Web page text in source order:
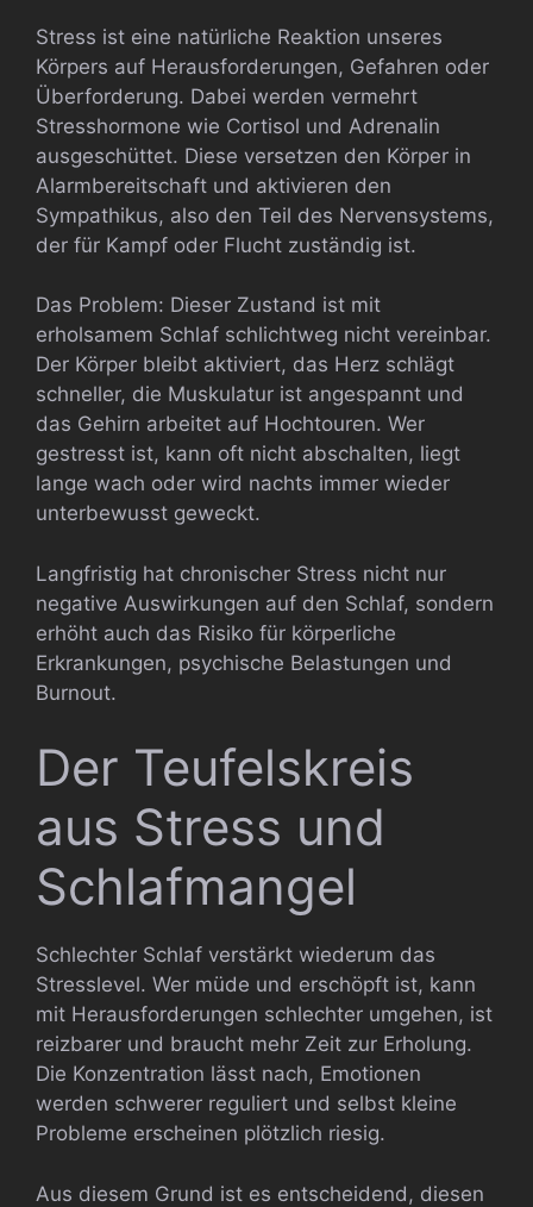
Stress ist eine natürliche Reaktion unseres
Körpers auf Herausforderungen, Gefahren oder
Überforderung. Dabei werden vermehrt
Stresshormone wie Cortisol und Adrenalin
ausgeschüttet. Diese versetzen den Körper in
Alarmbereitschaft und aktivieren den
Sympathikus, also den Teil des Nervensystems,
der für Kampf oder Flucht zuständig ist.
Das Problem: Dieser Zustand ist mit
erholsamem Schlaf schlichtweg nicht vereinbar.
Der Körper bleibt aktiviert, das Herz schlägt
schneller, die Muskulatur ist angespannt und
das Gehirn arbeitet auf Hochtouren. Wer
gestresst ist, kann oft nicht abschalten, liegt
lange wach oder wird nachts immer wieder
unterbewusst geweckt.
Langfristig hat chronischer Stress nicht nur
negative Auswirkungen auf den Schlaf, sondern
erhöht auch das Risiko für körperliche
Erkrankungen, psychische Belastungen und
Burnout.
Der Teufelskreis
aus Stress und
Schlafmangel
Schlechter Schlaf verstärkt wiederum das
Stresslevel. Wer müde und erschöpft ist, kann
mit Herausforderungen schlechter umgehen, ist
reizbarer und braucht mehr Zeit zur Erholung.
Die Konzentration lässt nach, Emotionen
werden schwerer reguliert und selbst kleine
Probleme erscheinen plötzlich riesig.
Aus diesem Grund ist es entscheidend, diesen